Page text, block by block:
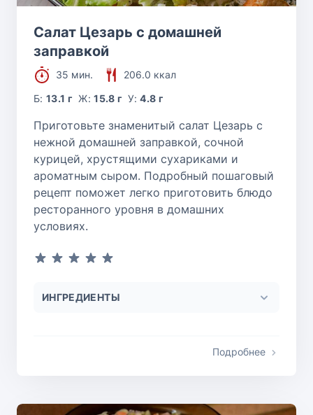
Салат Цезарь с домашней
заправкой
35 мин.
206.0 ккал
Б:13.1 г Ж:15.8 г У:4.8 г
Приготовьте знаменитый салат Цезарь с
нежной домашней заправкой, сочной
курицей, хрустящими сухариками и
ароматным сыром. Подробный пошаговый
рецепт поможет легко приготовить блюдо
ресторанного уровня в домашних
условиях.
ИНГРЕДИЕНТЫ
Подробнее